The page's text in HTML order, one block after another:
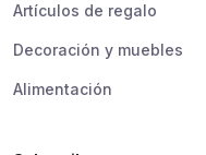
Artículos de regalo
Decoración y muebles
Alimentación